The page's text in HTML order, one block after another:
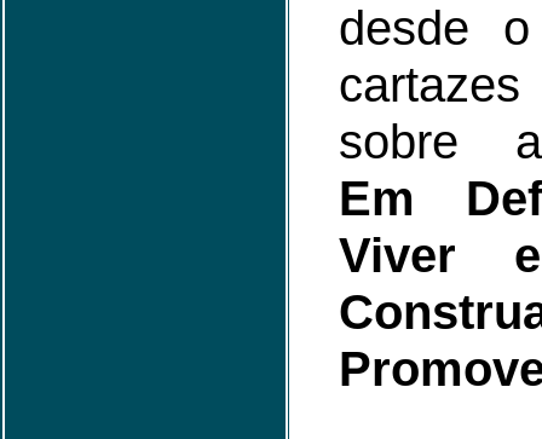
desde
sobre
Em
Viver